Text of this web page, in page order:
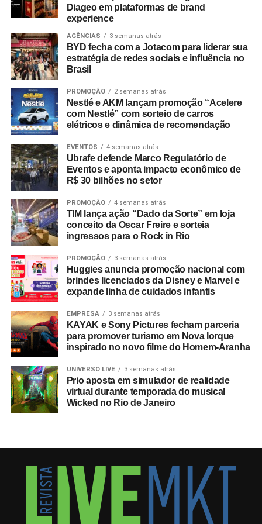
A CASA&VIDEO adotou o mote “Presentes e ofertas para
todos os tipos de pai”, focando no perfil multifacetado do
consumidor moderno e destacando seu sortimento de
utilidades, tecnologia e itens para o lar. Já a Le biscuit
apresentou a assinatura “Tudo pro seu pai que faz parte
de tudo”, enfatizando a participação dos pais na rotina
doméstica com produtos voltados à praticidade.
“O Dia dos Pais é uma data importante para o varejo
porque desperta um consumo movido pelo afeto e pela
identificação. Nossa prioridade foi criar campanhas que
tornassem essa jornada de compra mais simples e
inspiradora”, explica Laura Autran, Gerente Geral de
Marketingda CVLB. Marcelo Conduru,
Next, complementa ressaltando que as ações respeitam a
identidade visual e o público de cada uma das bandeiras
no ponto de venda e nos meios digitais.
calma é uma coisa… mas ficar sem Vivo Fibra, isso nem
na novela”, conectando a narrativa da ficção com a oferta
de serviços de banda larga da operadora.
Diageo em plataformas de brand
experience
AGÊNCIAS 3 semanas atrás
BYD fecha com a Jotacom para liderar sua
estratégia de redes sociais e influência no
Brasil
PROMOÇÃO 2 semanas atrás
Nestlé e AKM lançam promoção “Acelere
com Nestlé” com sorteio de carros
elétricos e dinâmica de recomendação
EVENTOS 4 semanas atrás
Ubrafe defende Marco Regulatório de
Eventos e aponta impacto econômico de
R$ 30 bilhões no setor
PROMOÇÃO 4 semanas atrás
TIM lança ação “Dado da Sorte” em loja
conceito da Oscar Freire e sorteia
ingressos para o Rock in Rio
PROMOÇÃO 3 semanas atrás
Huggies anuncia promoção nacional com
brindes licenciados da Disney e Marvel e
expande linha de cuidados infantis
EMPRESA 3 semanas atrás
KAYAK e Sony Pictures fecham parceria
para promover turismo em Nova Iorque
inspirado no novo filme do Homem-Aranha
UNIVERSO LIVE 3 semanas atrás
Prio aposta em simulador de realidade
virtual durante temporada do musical
Wicked no Rio de Janeiro